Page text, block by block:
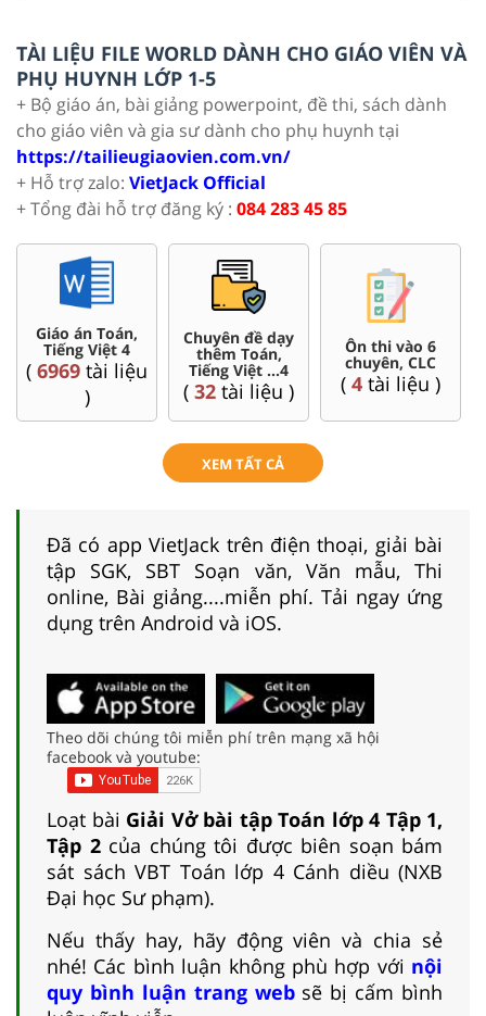
TÀI LIỆU FILE WORLD DÀNH CHO GIÁO VIÊN VÀ
PHỤ HUYNH LỚP 1-5
+ Bộ giáo án, bài giảng powerpoint, đề thi, sách dành
cho giáo viên và gia sư dành cho phụ huynh tại
https://tailieugiaovien.com.vn/
+ Hỗ trợ zalo: VietJack Official
+ Tổng đài hỗ trợ đăng ký : 084 283 45 85
Giáo án Toán,
Tiếng Việt 4
( 6969 tài liệu
)
Chuyên đề dạy
thêm Toán,
Tiếng Việt ...4
( 32 tài liệu )
Ôn thi vào 6
chuyên, CLC
( 4 tài liệu )
XEM TẤT CẢ
Đã có app VietJack trên điện thoại, giải bài
tập SGK, SBT Soạn văn, Văn mẫu, Thi
online, Bài giảng....miễn phí. Tải ngay ứng
dụng trên Android và iOS.
Theo dõi chúng tôi miễn phí trên mạng xã hội
facebook và youtube:
Loạt bài Giải Vở bài tập Toán lớp 4 Tập 1,
Tập 2của chúng tôi được biên soạn bám
sát sách VBT Toán lớp 4 Cánh diều (NXB
Đại học Sư phạm).
Nếu thấy hay, hãy động viên và chia sẻ
nhé! Các bình luận không phù hợp với nội
quy bình luận trang websẽ bị cấm bình